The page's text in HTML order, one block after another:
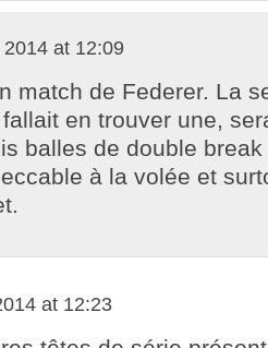
at 12:09
match de Federer. La
en trouver une,
balles de double
à la volée et
at 12:23